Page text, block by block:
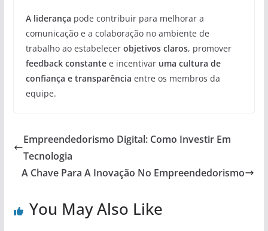
A liderança pode contribuir para melhorar a
comunicação e a colaboração no ambiente de
trabalho ao estabelecer objetivos claros, promover
feedback constantee incentivar uma cultura de
confiança e transparência entre os membros da
equipe.
Empreendedorismo Digital: Como Investir Em
Tecnologia
A Chave Para A Inovação No Empreendedorismo
You May Also Like